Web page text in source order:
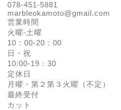
078-451-5881
marbleokamoto@gmail.com
営業時間
火曜-土曜
10：00-20：00
日・祝
10:00-19：30
定休日
月曜・第２第３火曜（不定）
最終受付
カット